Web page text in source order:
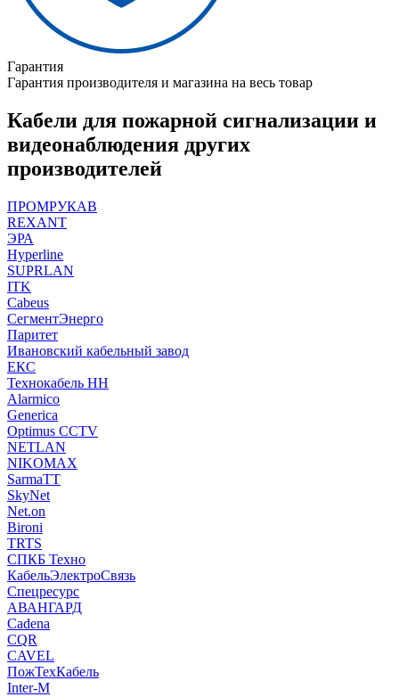
Гарантия
Гарантия производителя и магазина на весь товар
Кабели для пожарной сигнализации и
видеонаблюдения других
производителей
ПРОМРУКАВ
REXANT
ЭРА
Hyperline
SUPRLAN
ITK
Cabeus
СегментЭнерго
Паритет
Ивановский кабельный завод
ЕКС
Технокабель НН
Alarmico
Generica
Optimus CCTV
NETLAN
NIKOMAX
SarmaTT
SkyNet
Net.on
Bironi
TRTS
СПКБ Техно
КабельЭлектроСвязь
Спецресурс
АВАНГАРД
Cadena
CQR
CAVEL
ПожТехКабель
Inter-M